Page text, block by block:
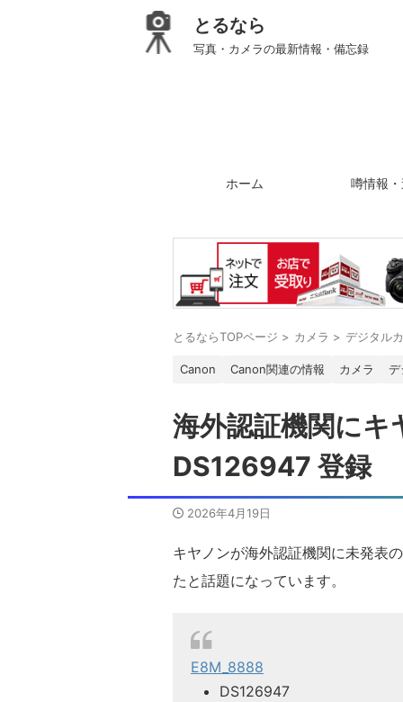
とるなら
写真・カメラの最新情報・備忘録
ホーム 噂情報
とるならTOPページ > カメラ > デジタル
Canon Canon関連の情報 カメラ デ
海外認証機関にキ
DS126947 登録
2026年4月19日
キヤノンが海外認証機関に未発表
たと話題になっています。
E8M_8888
DS126947